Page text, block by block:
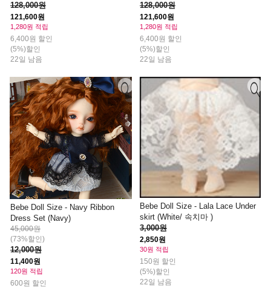
128,000원
121,600원
1,280원 적립
6,400원 할인
(5%)할인
22일 남음
128,000원
121,600원
1,280원 적립
6,400원 할인
(5%)할인
22일 남음
Bebe Doll Size - Navy Ribbon
Dress Set (Navy)
45,000원
(73%할인)
12,000원
11,400원
120원 적립
600원 할인
Bebe Doll Size - Lala Lace Under
skirt (White/ 속치마 )
3,000원
2,850원
30원 적립
150원 할인
(5%)할인
22일 남음